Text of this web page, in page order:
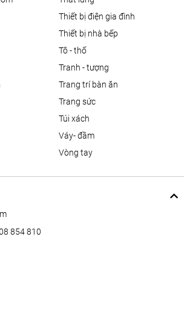
thiết bị điện gia đình
thiết bị nhà bếp
tô - thố
tranh - tượng
trang trí bàn ăn
trang sức
túi xách
váy- đầm
vòng tay
854 810